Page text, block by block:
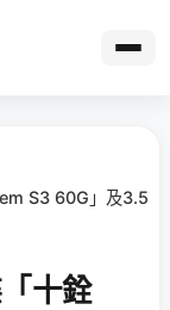
S3 60G」及3.5
十銓